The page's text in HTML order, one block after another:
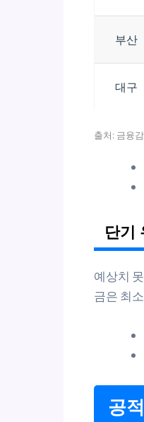
부산
대구
출처: 금융
단기
예상치
금은 최
공